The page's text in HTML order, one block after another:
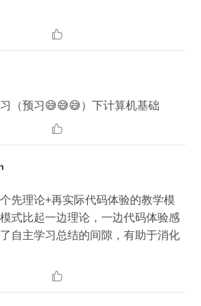

（预习😅😅😅）下计算机基础

先理论+再实际代码体验的教学模
式比起一边理论，一边代码体验感
自主学习总结的间隙，有助于消化
